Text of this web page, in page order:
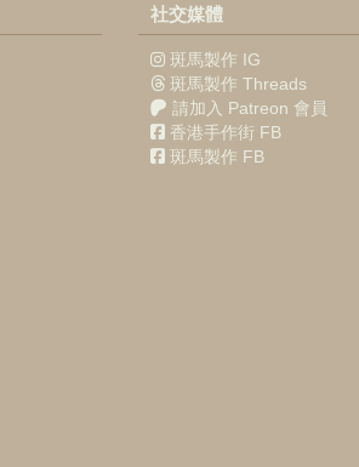
社交媒體
斑馬製作 IG
斑馬製作 Threads
請加入 Patreon 會員
香港手作街 FB
斑馬製作 FB